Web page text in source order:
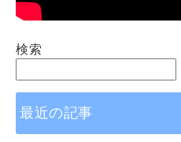
検索
最近の記事